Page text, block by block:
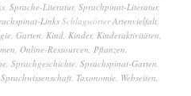
, Sprache-Literatur, Sprachpinat-Literatur,
Links SchlagwörterArtenvielfalt,
, Garten, Kind, Kinder, Kinderaktivitäten,
, Online-Ressourcen, Pflanzen,
, Sprachgeschichte, Sprachspinat-Garten,
Sprachwissenschaft, Taxonomie, Webseiten,